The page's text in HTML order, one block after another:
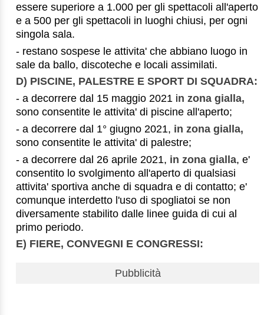
essere superiore a 1.000 per gli spettacoli all'aperto
e a 500 per gli spettacoli in luoghi chiusi, per ogni
singola sala.
- restano sospese le attivita' che abbiano luogo in
sale da ballo, discoteche e locali assimilati.
D) PISCINE, PALESTRE E SPORT DI SQUADRA:
- a decorrere dal 15 maggio 2021 in zona gialla,
sono consentite le attivita' di piscine all'aperto;
- a decorrere dal 1° giugno 2021, in zona gialla,
sono consentite le attivita' di palestre;
- a decorrere dal 26 aprile 2021, in zona gialla, e'
consentito lo svolgimento all'aperto di qualsiasi
attivita' sportiva anche di squadra e di contatto; e'
comunque interdetto l'uso di spogliatoi se non
diversamente stabilito dalle linee guida di cui al
primo periodo.
E) FIERE, CONVEGNI E CONGRESSI:
Pubblicità